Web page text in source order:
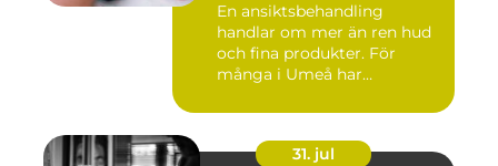
En ansiktsbehandling
handlar om mer än ren hud
och fina produkter. För
många i Umeå har
31. jul